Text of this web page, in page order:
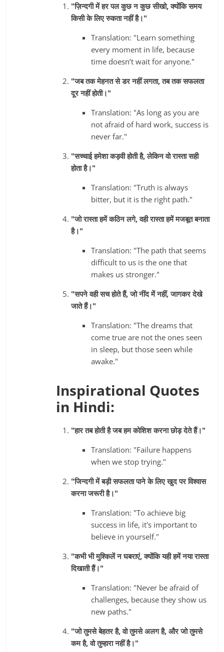
"ज़िन्दगी में हर पल कुछ न कुछ सीखो, क्योंकि समय
किसी के लिए रुकता नहीं है।"
Translation: "Learn something
every moment in life, because
time doesn’t wait for anyone."
"जब तक मेहनत से डर नहीं लगता, तब तक सफलता
दूर नहीं होती।"
Translation: "As long as you are
not afraid of hard work, success is
never far."
"सच्चाई हमेशा कड़वी होती है, लेकिन वो रास्ता सही
होता है।"
Translation: "Truth is always
bitter, but it is the right path."
"जो रास्ता हमें कठिन लगे, वही रास्ता हमें मजबूत बनाता
है।"
Translation: "The path that seems
difficult to us is the one that
makes us stronger."
"सपने वही सच होते हैं, जो नींद में नहीं, जागकर देखे
जाते हैं।"
Translation: "The dreams that
come true are not the ones seen
in sleep, but those seen while
awake."
Inspirational Quotes
in Hindi:
"हार तब होती है जब हम कोशिश करना छोड़ देते हैं।"
Translation: "Failure happens
when we stop trying."
"जिन्दगी में बड़ी सफलता पाने के लिए खुद पर विश्वास
करना जरूरी है।"
Translation: "To achieve big
success in life, it's important to
believe in yourself."
"कभी भी मुश्किलें न घबराएं, क्योंकि यही हमें नया रास्ता
दिखाती हैं।"
Translation: "Never be afraid of
challenges, because they show us
new paths."
"जो तुमसे बेहतर है, वो तुमसे अलग है, और जो तुमसे
कम है, वो तुम्हारा नहीं है।"